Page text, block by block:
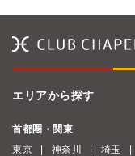
エリアから探す
首都圏・関東
東京
神奈川 埼玉